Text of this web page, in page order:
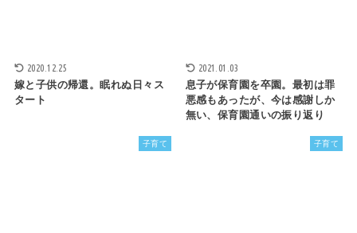
2020.12.25
嫁と子供の帰還。眠れぬ日々ス
タート
2021.01.03
息子が保育園を卒園。最初は罪
悪感もあったが、今は感謝しか
無い、保育園通いの振り返り
子育て 子育て